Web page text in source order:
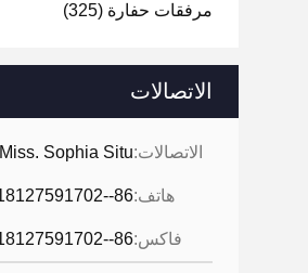
مرفقات حفارة (325)
الاتصالات
الاتصالات:Miss. Sophia Situ
هاتف:86--18127591702
فاكس:86--18127591702